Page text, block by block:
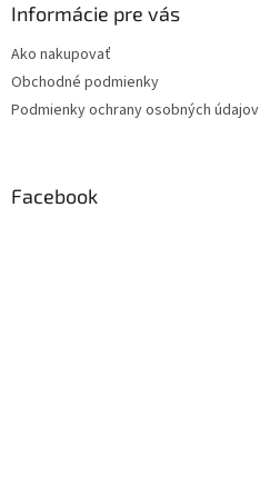
Informácie pre vás
Ako nakupovať
Obchodné podmienky
Podmienky ochrany osobných údajov
Facebook